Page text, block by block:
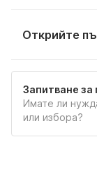
специални
Открийте
Запитване за
Имате ли
или избора?